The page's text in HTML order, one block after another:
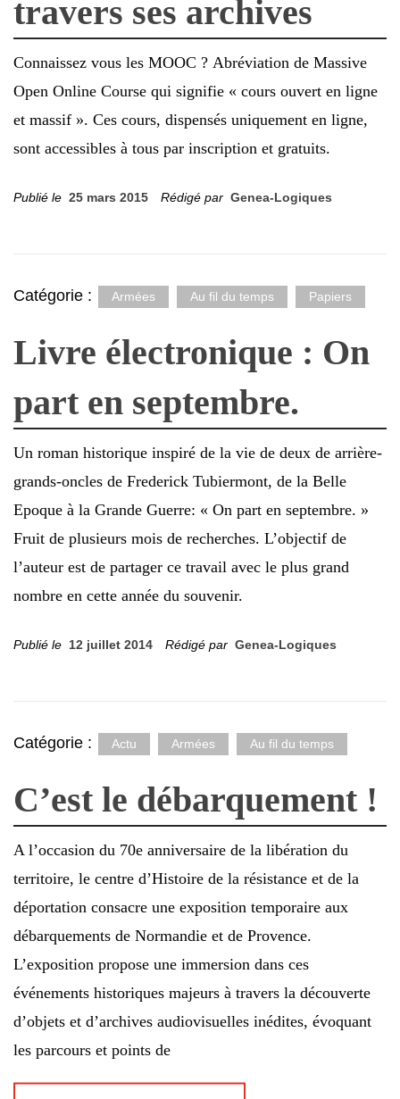
travers ses archives
Connaissez vous les MOOC ? Abréviation de Massive
Open Online Course qui signifie « cours ouvert en ligne
et massif ». Ces cours, dispensés uniquement en ligne,
sont accessibles à tous par inscription et gratuits.
Publié le 25 mars 2015 Rédigé par Genea-Logiques
Catégorie : Armées Au fil du temps Papiers
Livre électronique : On
part en septembre.
Un roman historique inspiré de la vie de deux de arrière-
grands-oncles de Frederick Tubiermont, de la Belle
Epoque à la Grande Guerre: « On part en septembre. »
Fruit de plusieurs mois de recherches. L’objectif de
l’auteur est de partager ce travail avec le plus grand
nombre en cette année du souvenir.
Publié le 12 juillet 2014 Rédigé par Genea-Logiques
Catégorie : Actu Armées Au fil du temps
C’est le débarquement !
A l’occasion du 70e anniversaire de la libération du
territoire, le centre d’Histoire de la résistance et de la
déportation consacre une exposition temporaire aux
débarquements de Normandie et de Provence.
L’exposition propose une immersion dans ces
événements historiques majeurs à travers la découverte
d’objets et d’archives audiovisuelles inédites, évoquant
les parcours et points de